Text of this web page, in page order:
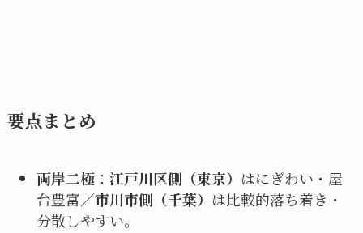
要点まとめ
両岸二極： 江戸川区側（東京） はにぎわい・屋
台豊富／市川市側（千葉） は比較的落ち着き・
分散しやすい。